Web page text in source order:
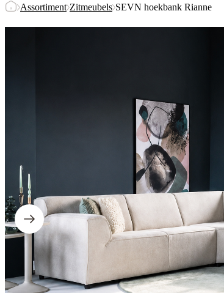
Assortiment Zitmeubels SEVN hoekbank Rianne